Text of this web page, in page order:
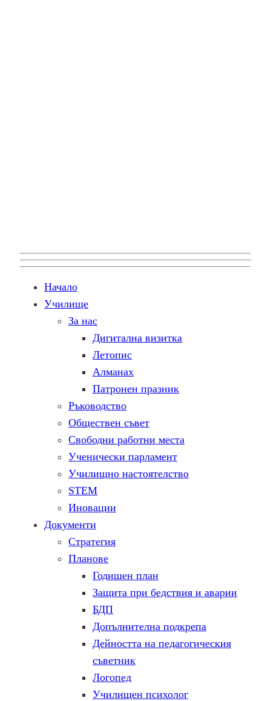
Начало
Училище
За нас
Дигитална визитка
Летопис
Алманах
Патронен празник
Ръководство
Обществен съвет
Свободни работни места
Ученически парламент
Училищно настоятелство
STEM
Иновации
Документи
Стратегия
Планове
Годишен план
Защита при бедствия и аварии
БДП
Допълнителна подкрепа
Дейността на педагогическия
съветник
Логопед
Училищен психолог